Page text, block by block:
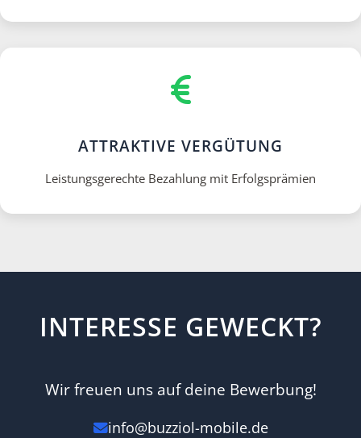
ATTRAKTIVE VERGÜTUNG
Leistungsgerechte Bezahlung mit Erfolgsprämien
INTERESSE GEWECKT?
Wir freuen uns auf deine Bewerbung!
info@buzziol-mobile.de